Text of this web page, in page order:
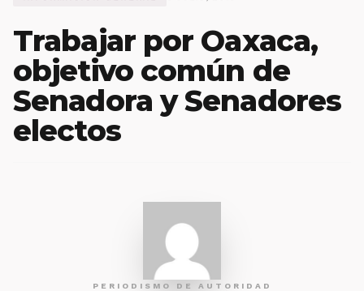
Trabajar por Oaxaca,
objetivo común de
Senadora y Senadores
electos
PERIODISMO DE AUTORIDAD